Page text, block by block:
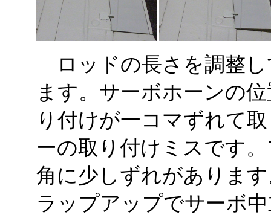
ロッドの長さを調整し
ます。サーボホーンの
り付けが一コマずれて
ーの取り付けミスです
角に少しずれがありま
ラップアップでサーボ